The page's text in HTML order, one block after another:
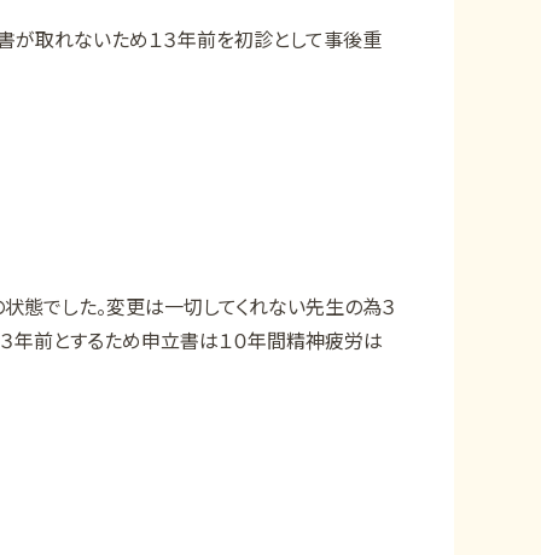
が取れないため１３年前を初診として事後重
態でした。変更は一切してくれない先生の為３
年前とするため申立書は１０年間精神疲労は